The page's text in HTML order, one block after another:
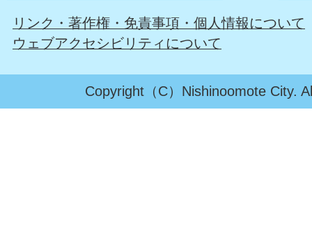
リンク・著作権・免責事項・個人情報について
ウェブアクセシビリティについて
Copyright（C）Nishinoomote City.